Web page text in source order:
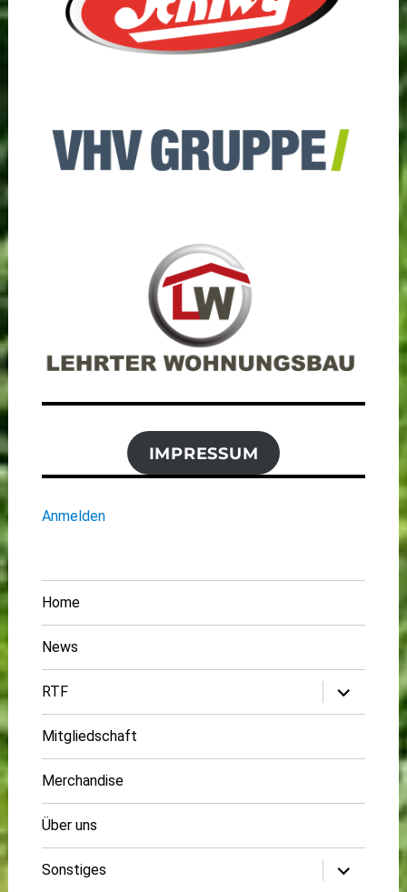
IMPRESSUM
Anmelden
Home
News
RTF
Untermenü
öffnen
Mitgliedschaft
Merchandise
Über uns
Sonstiges
Untermenü
öffnen